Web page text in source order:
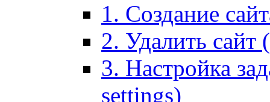
1. Создание
2. Удалить сайт
3. Настройка
settings)